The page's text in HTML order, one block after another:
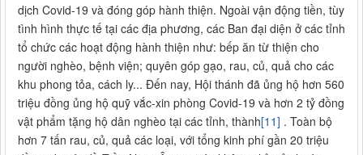
dịch Covid-19 và đóng góp hành thiện. Ngoài vận động tiền, tùy
tình hình thực tế tại các địa phương, các Ban đại diện ở các tỉnh
tổ chức các hoạt động hành thiện như: bếp ăn từ thiện cho
người nghèo, bệnh viện; quyên góp gạo, rau, củ, quả cho các
khu phong tỏa, cách ly... Đến nay, Hội thánh đã ủng hộ hơn 560
triệu đồng ủng hộ quỹ vắc-xin phòng Covid-19 và hơn 2 tỷ đồng
vật phẩm tặng hộ dân nghèo tại các tỉnh, thành[11] . Toàn bộ
hơn 7 tấn rau, củ, quả các loại, với tổng kinh phí gần 20 triệu